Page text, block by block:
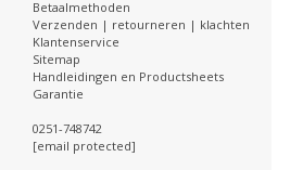
Betaalmethoden
Verzenden | retourneren | klachten
Klantenservice
Sitemap
Handleidingen en Productsheets
Garantie
0251-748742
[email protected]